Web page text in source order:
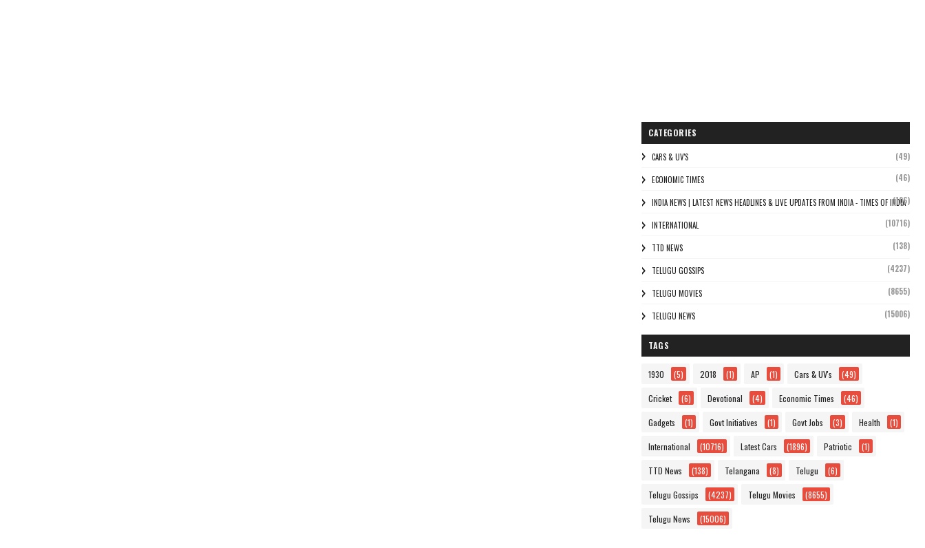
CATEGORIES
CARS & UV'S (49)
ECONOMIC TIMES (46)
INDIA NEWS | LATEST NEWS HEADLINES & LIVE UPDATES FROM INDIA - TIMES OF INDIA
(106)
INTERNATIONAL (10716)
TTD NEWS (138)
TELUGU GOSSIPS (4237)
TELUGU MOVIES (8655)
TELUGU NEWS (15006)
TAGS
1930 (5) 2018 (1) AP (1) Cars & UV's (49)
Cricket (6) Devotional (4) Economic Times (46)
Gadgets (1) Govt Initiatives (1) Govt Jobs (3) Health (1)
International (10716) Latest Cars (1896) Patriotic (1)
TTD News (138) Telangana (8) Telugu (6)
Telugu Gossips (4237) Telugu Movies (8655)
Telugu News (15006)